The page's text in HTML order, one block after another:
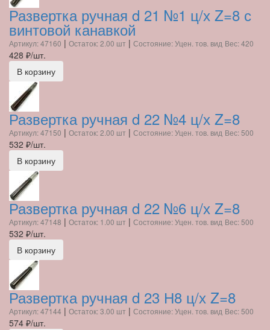
Развертка ручная d 21 №1 ц/х Z=8 с
винтовой канавкой
Артикул: 47160 | Остаток: 2.00 шт | Состояние: Уцен. тов. вид Вес: 420
428 ₽/шт.
В корзину
Развертка ручная d 22 №4 ц/х Z=8
Артикул: 47150 | Остаток: 2.00 шт | Состояние: Уцен. тов. вид Вес: 500
532 ₽/шт.
В корзину
Развертка ручная d 22 №6 ц/х Z=8
Артикул: 47148 | Остаток: 1.00 шт | Состояние: Уцен. тов. вид Вес: 500
532 ₽/шт.
В корзину
Развертка ручная d 23 Н8 ц/х Z=8
Артикул: 47144 | Остаток: 3.00 шт | Состояние: Уцен. тов. вид Вес: 500
574 ₽/шт.